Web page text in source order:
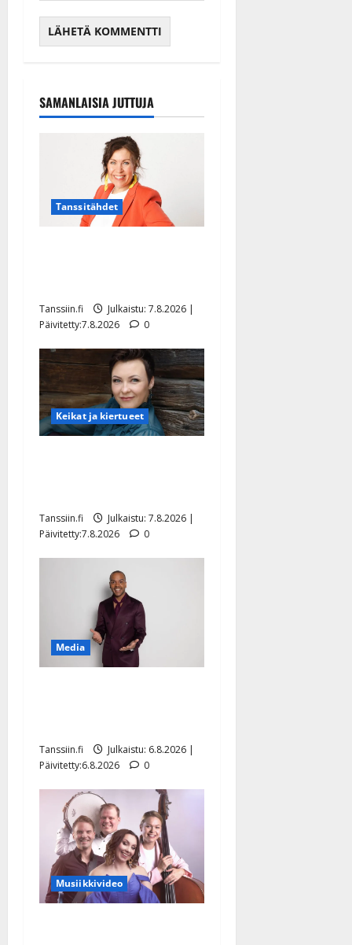
SAMANLAISIA JUTTUJA
Tanssitähdet
Tanssiin.fi
Julkaistu: 7.8.2026 |
Päivitetty:7.8.2026
0
Keikat ja kiertueet
Tanssiin.fi
Julkaistu: 7.8.2026 |
Päivitetty:7.8.2026
0
Media
Tanssiin.fi
Julkaistu: 6.8.2026 |
Päivitetty:6.8.2026
0
Musiikkivideo